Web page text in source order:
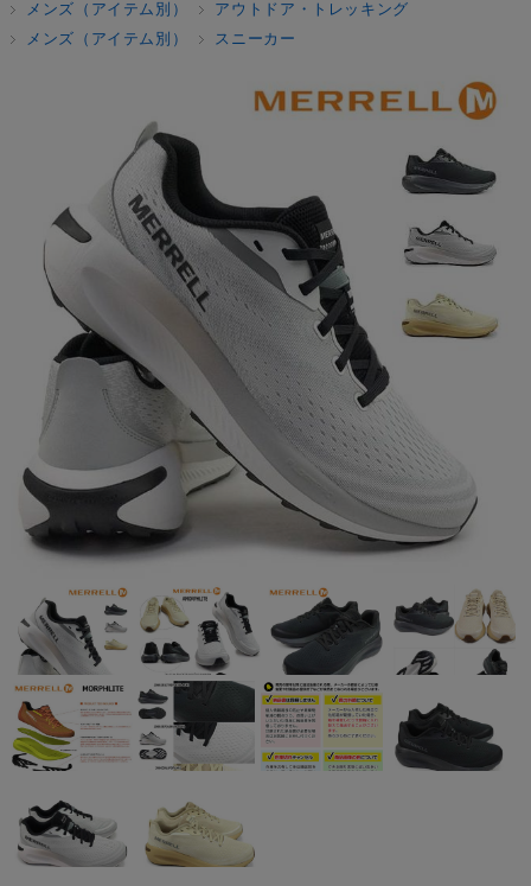
メンズ（アイテム別）
アウトドア・トレッキング
メンズ（アイテム別）
スニーカー